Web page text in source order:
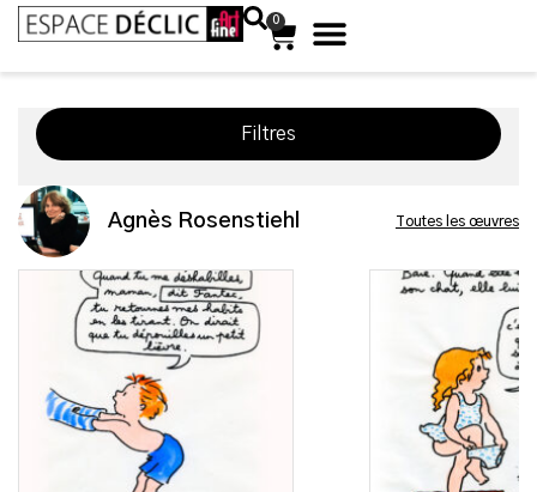
0
Filtres
Agnès Rosenstiehl Toutes les œuvres